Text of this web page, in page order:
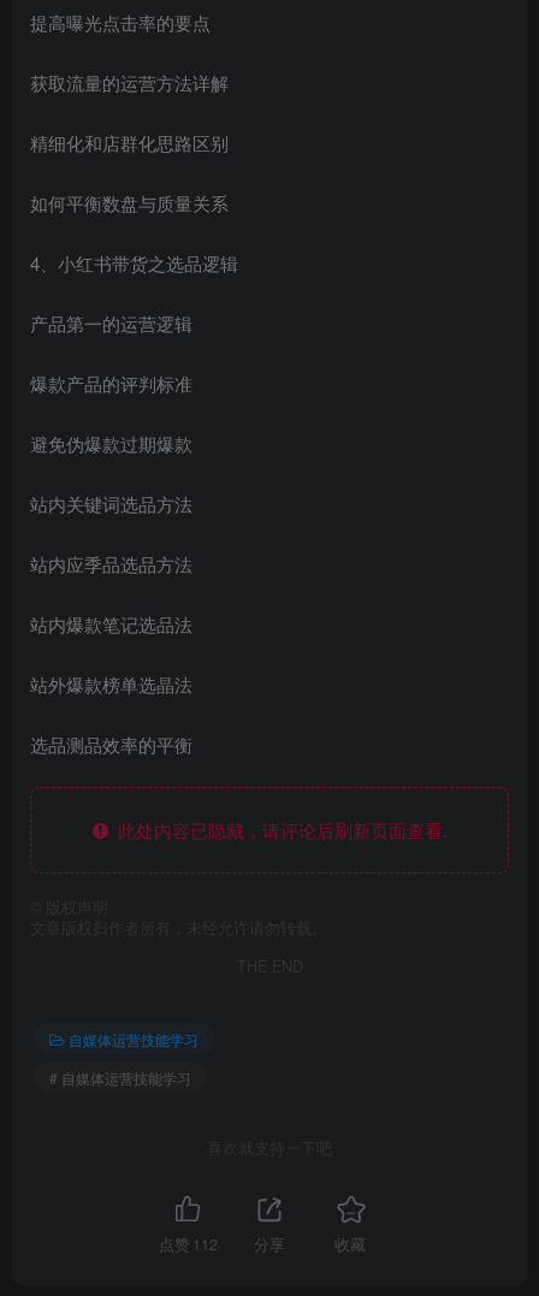
提高曝光点击率的要点
获取流量的运营方法详解
精细化和店群化思路区别
如何平衡数盘与质量关系
4、小红书带货之选品逻辑
产品第一的运营逻辑
爆款产品的评判标准
避免伪爆款过期爆款
站内关键词选品方法
站内应季品选品方法
站内爆款笔记选品法
站外爆款榜单选晶法
选品测品效率的平衡
此处内容已隐藏，请评论后刷新页面查看.
版权声明
文章版权归作者所有，未经允许请勿转载。
THE END
自媒体运营技能学习
# 自媒体运营技能学习
喜欢就支持一下吧
点赞 112 分享 收藏